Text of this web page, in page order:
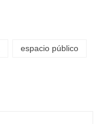
espacio público